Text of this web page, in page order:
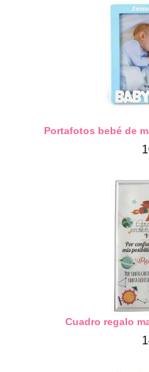
Portafotos bebé de
Cuadro regalo